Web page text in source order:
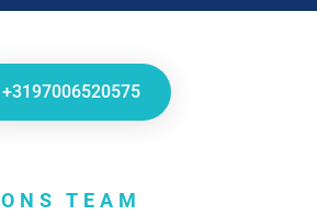
+3197006520575
ONS TEAM